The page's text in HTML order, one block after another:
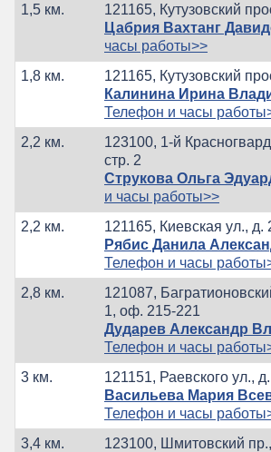
1,5 км.
121165, Кутузовский
Цабрия Вахтанг
часы работы>>
1,8 км.
121165, Кутузовский
Калинина Ирина
Телефон и часы
2,2 км.
123100, 1-й
стр. 2
Струкова Ольга
и часы работы>>
2,2 км.
121165, Киевская ул., д.
Рябис Данила
Телефон и часы
2,8 км.
121087,
1, оф. 215-221
Дударев Александр
Телефон и часы
3 км.
121151, Раевского ул.,
Васильева Мария
Телефон и часы
3,4 км.
123100, Шмитовский